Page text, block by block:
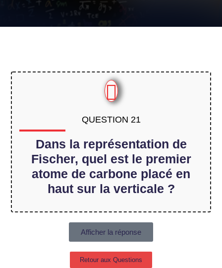
QUESTION 21
Dans la représentation de
Fischer, quel est le premier
atome de carbone placé en
haut sur la verticale ?
Afficher la réponse
Retour aux Questions